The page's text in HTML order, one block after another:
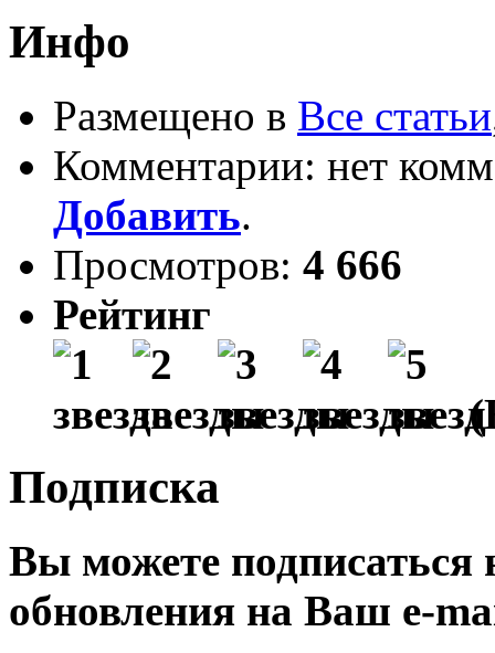
Инфо
Размещено в Все статьи
Комментарии: нет
Добавить.
Просмотров: 4 666
Рейтинг
Подписка
Вы можете подписаться
обновления на Ваш e-